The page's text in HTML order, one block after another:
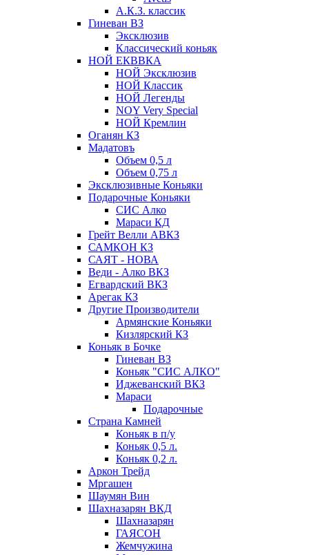
А.К.З. классик
Гиневан ВЗ
Эксклюзив
Классический коньяк
НОЙ ЕКВВКА
НОЙ Эксклюзив
НОЙ Классик
НОЙ Легенды
NOY Very Speсial
НОЙ Кремлин
Оганян КЗ
Мадатовъ
Объем 0,5 л
Объем 0,75 л
Эксклюзивные Коньяки
Подарочные Коньяки
СИС Алко
Мараси КД
Грейт Велли АВКЗ
САМКОН КЗ
САЯТ - НОВА
Веди - Алко ВКЗ
Егвардский ВКЗ
Арегак КЗ
Другие Производители
Армянские Коньяки
Кизлярский КЗ
Коньяк в Бочке
Гиневан ВЗ
Коньяк "СИС АЛКО"
Иджеванский ВКЗ
Мараси
Подарочные
Страна Камней
Коньяк в п/у
Коньяк 0,5 л.
Коньяк 0,2 л.
Аркон Трейд
Мргашен
Шаумян Вин
Шахназарян ВКД
Шахназарян
ГАЯСОН
Жемчужина